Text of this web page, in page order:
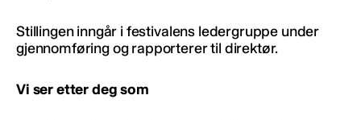
Stillingen inngår i festivalens ledergruppe under
gjennomføring og rapporterer til direktør.
Vi ser etter deg som